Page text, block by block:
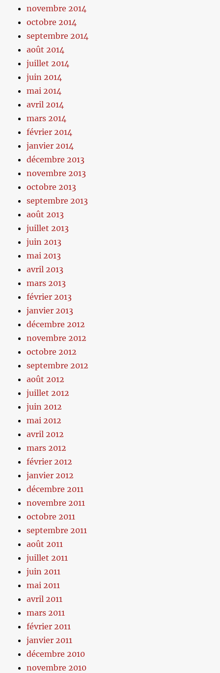
novembre 2014
octobre 2014
septembre 2014
août 2014
juillet 2014
juin 2014
mai 2014
avril 2014
mars 2014
février 2014
janvier 2014
décembre 2013
novembre 2013
octobre 2013
septembre 2013
août 2013
juillet 2013
juin 2013
mai 2013
avril 2013
mars 2013
février 2013
janvier 2013
décembre 2012
novembre 2012
octobre 2012
septembre 2012
août 2012
juillet 2012
juin 2012
mai 2012
avril 2012
mars 2012
février 2012
janvier 2012
décembre 2011
novembre 2011
octobre 2011
septembre 2011
août 2011
juillet 2011
juin 2011
mai 2011
avril 2011
mars 2011
février 2011
janvier 2011
décembre 2010
novembre 2010